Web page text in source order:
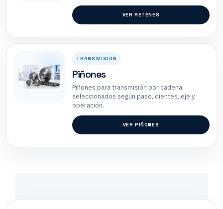
VER RETENES
TRANSMISIÓN
Piñones
Piñones para transmisión por cadena,
seleccionados según paso, dientes, eje y
operación.
VER PIÑONES